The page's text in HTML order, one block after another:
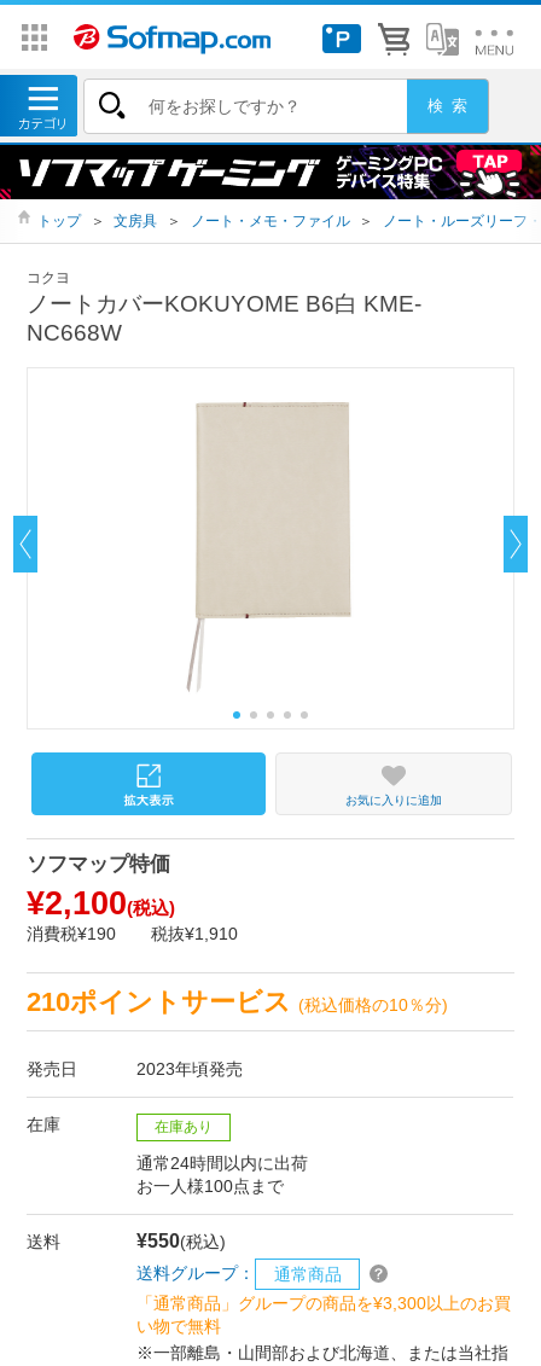
トップ ＞ 文房具 ＞ ノート・メモ・ファイル ＞ ノート・ルーズリーフ
コクヨ
ノートカバーKOKUYOME B6白 KME-
NC668W
お気に入りに追加
ソフマップ特価
¥2,100(税込)
消費税¥190 税抜¥1,910
210ポイントサービス(税込価格の10％分)
発売日 2023年頃発売
在庫 在庫あり
通常24時間以内に出荷
お一人様100点まで
送料 ¥550(税込)
送料グループ：
通常商品
「通常商品」グループの商品を¥3,300以上のお買
い物で無料
※一部離島・山間部および北海道、または当社指